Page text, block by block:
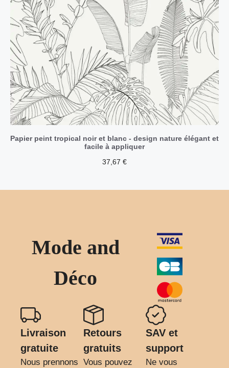
Papier peint tropical noir et blanc - design nature élégant et
facile à appliquer
37,67 €
Mode and
Déco
Livraison
gratuite
Nous prennons
Retours
gratuits
Vous pouvez
SAV et
support
Ne vous